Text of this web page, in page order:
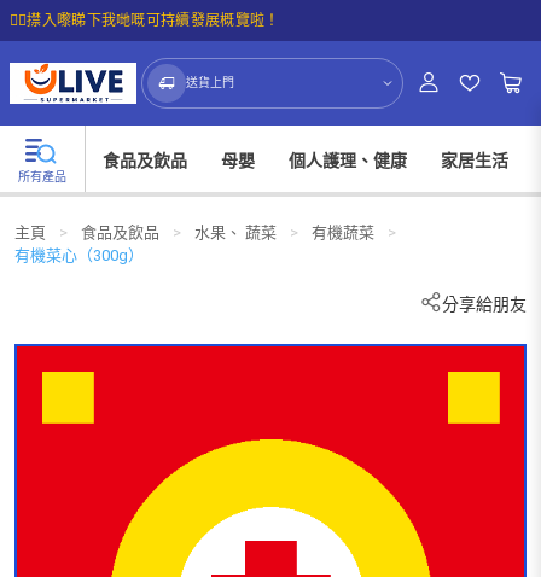
☝🏼㩒入嚟睇下我哋嘅可持續發展概覽啦！
送貨上門
所有產品
食品及飲品 母嬰 個人護理、健康 家居生活
主頁 > 食品及飲品 > 水果、 蔬菜 > 有機蔬菜
>
有機菜心（300g）
分享給朋友